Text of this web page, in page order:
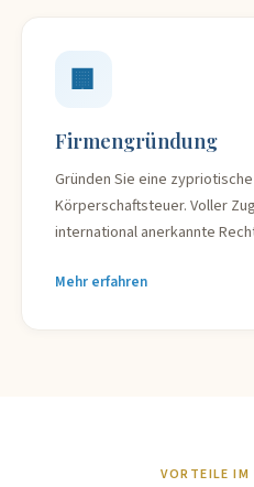
🏢
Firmengründung
Gründen Sie eine
Körperschaftsteuer. Voller
international anerkannte
Mehr erfahren
VORTEILE IM